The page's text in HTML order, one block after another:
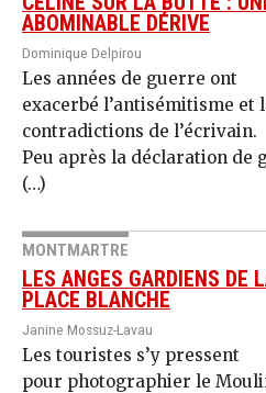
ABOMINABLE DÉRIVE
Dominique Delpirou
Les années de guerre ont
exacerbé l’antisémitisme et
contradictions de l’écrivain.
Peu après la déclaration de
(…)
MONTMARTRE
LES ANGES GARDIENS DE
PLACE BLANCHE
Janine Mossuz-Lavau
Les touristes s’y pressent
pour photographier le